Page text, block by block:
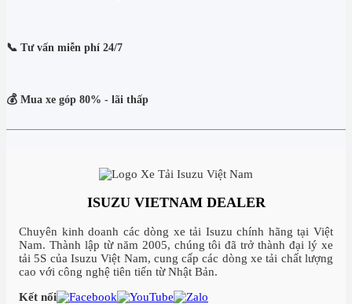
📞 Tư vấn miễn phí 24/7
💰 Mua xe góp 80% - lãi thấp
ISUZU VIETNAM DEALER
Chuyên kinh doanh các dòng xe tải Isuzu chính hãng tại Việt
Nam. Thành lập từ năm 2005, chúng tôi đã trở thành đại lý xe
tải 5S của Isuzu Việt Nam, cung cấp các dòng xe tải chất lượng
cao với công nghệ tiên tiến từ Nhật Bản.
Kết nối